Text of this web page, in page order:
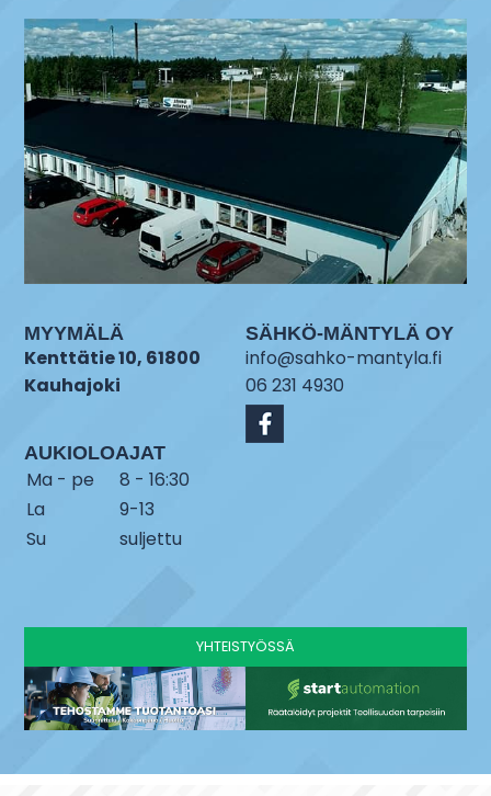
MYYMÄLÄ
Kenttätie 10, 61800
Kauhajoki
AUKIOLOAJAT
Ma - pe
8 - 16:30
La
9-13
Su
suljettu
SÄHKÖ-MÄNTYLÄ OY
info@sahko-mantyla.fi
06 231 4930
YHTEISTYÖSSÄ